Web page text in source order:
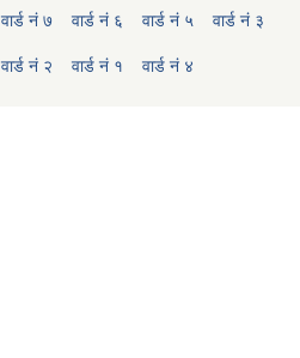
वार्ड नं ७ वार्ड नं ६ वार्ड नं ५ वार्ड नं ३
वार्ड नं २ वार्ड नं १ वार्ड नं ४